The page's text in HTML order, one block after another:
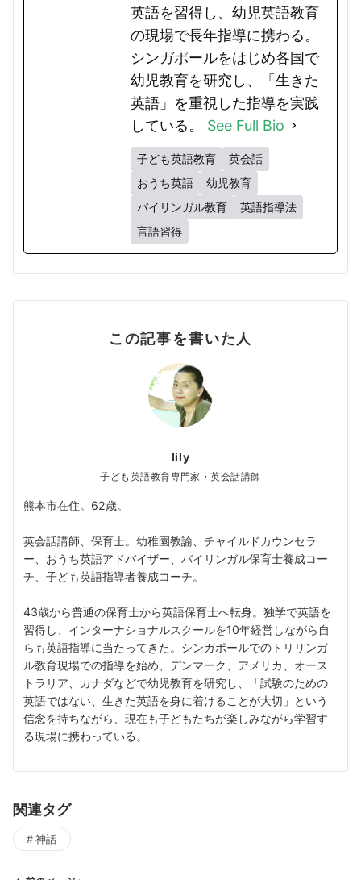
英語を習得し、幼児英語教育
の現場で長年指導に携わる。
シンガポールをはじめ各国で
幼児教育を研究し、「生きた
英語」を重視した指導を実践
している。 See Full Bio
子ども英語教育
英会話
おうち英語
幼児教育
バイリンガル教育
英語指導法
言語習得
この記事を書いた人
lily
子ども英語教育専門家・英会話講師
熊本市在住。62歳。
英会話講師、保育士。幼稚園教諭、チャイルドカウンセラ
ー、おうち英語アドバイザー、バイリンガル保育士養成コー
チ、子ども英語指導者養成コーチ。
43歳から普通の保育士から英語保育士へ転身。独学で英語を
習得し、インターナショナルスクールを10年経営しながら自
らも英語指導に当たってきた。シンガポールでのトリリンガ
ル教育現場での指導を始め、デンマーク、アメリカ、オース
トラリア、カナダなどで幼児教育を研究し、「試験のための
英語ではない、生きた英語を身に着けることが大切」という
信念を持ちながら、現在も子どもたちが楽しみながら学習す
る現場に携わっている。
関連タグ
神話